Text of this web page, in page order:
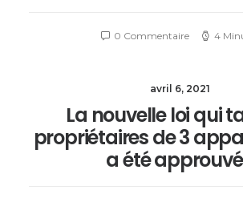
0 Commentaire 4
avril 6, 2021
La nouvelle loi qui
propriétaires de 3
a été